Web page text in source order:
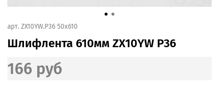
арт. ZX10YW.P36 50x610
Шлифлента 610мм ZX10YW P36
166 руб